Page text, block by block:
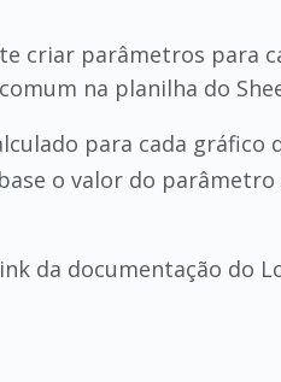
criar parâmetros para
na planilha do
para cada
o valor do
da documentação do